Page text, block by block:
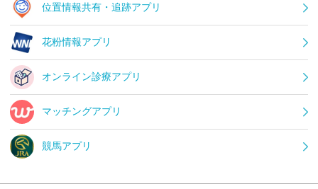
位置情報共有・追跡アプリ
花粉情報アプリ
オンライン診療アプリ
マッチングアプリ
競馬アプリ